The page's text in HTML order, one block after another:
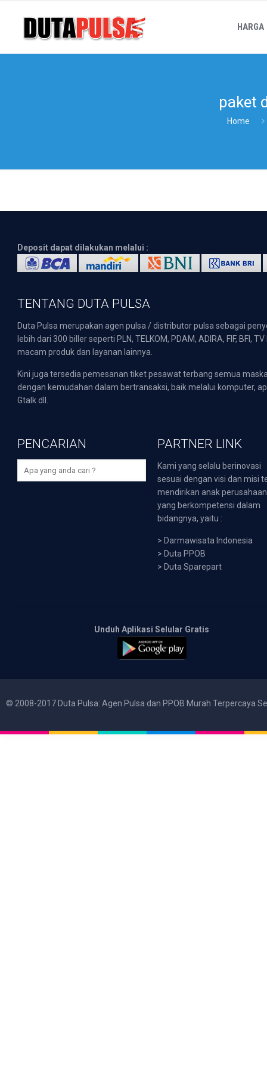
HARGA
paket
Home
Deposit dapat dilakukan melalui :
TENTANG DUTA PULSA
Duta Pulsa merupakan agen pulsa / distributor pulsa sebagai
lebih dari 300 biller seperti PLN, TELKOM, PDAM, ADIRA, FIF,
macam produk dan layanan lainnya.
Kini juga tersedia pemesanan tiket pesawat terbang semua
dengan kemudahan dalam bertransaksi, baik melalui komputer,
Gtalk dll.
PENCARIAN PARTNER LINK
Kami yang selalu berinovasi
sesuai dengan visi dan misi
mendirikan anak perusahaan
yang berkompetensi dalam
bidangnya, yaitu :
> Darmawisata Indonesia
> Duta PPOB
> Duta Sparepart
Unduh Aplikasi Selular Gratis
© 2008-2017 Duta Pulsa: Agen Pulsa dan PPOB Murah Terpercaya